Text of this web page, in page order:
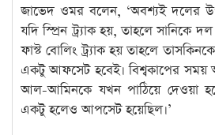
জাভেদ ওমর বলেন, ‘অবশ্যই দলের
যদি স্প্রিন ট্র্যাক হয়, তাহলে সানিকে
ফাস্ট বোলিং ট্র্যাক হয় তাহলে
একটু আফসেট হবেই। বিশ্বকাপের সময়
আল-আমিনকে যখন পাঠিয়ে দেওয়া
একটু হলেও আপসেট হয়েছিল।’